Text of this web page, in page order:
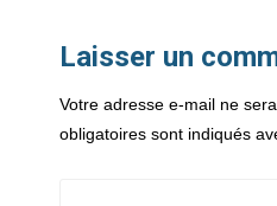
Laisser un
Votre adresse e-mail ne
obligatoires sont indiqués